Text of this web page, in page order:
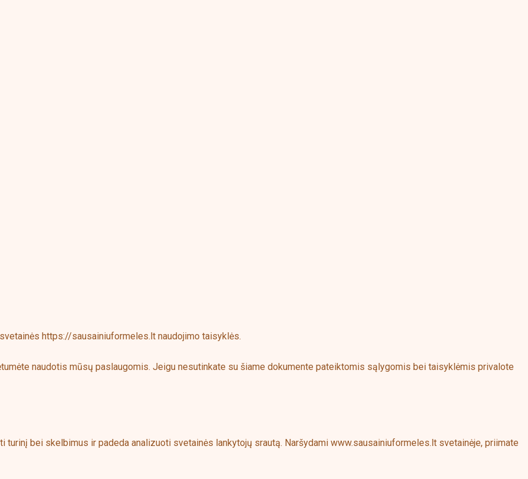
https://sausainiuformeles.lt naudojimo taisyklės.
naudotis mūsų paslaugomis. Jeigu nesutinkate su šiame dokumente pateiktomis sąlygomis bei taisyklėmis privalote
turinį bei skelbimus ir padeda analizuoti svetainės lankytojų srautą. Naršydami www.sausainiuformeles.lt svetainėje, priimate